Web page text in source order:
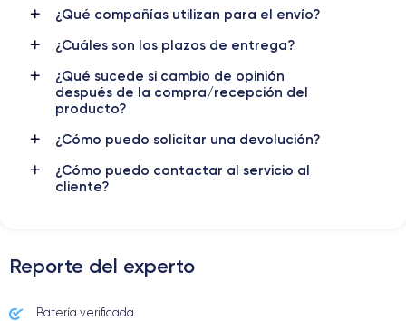
¿Qué compañías utilizan para el envío?
¿Cuáles son los plazos de entrega?
¿Qué sucede si cambio de opinión
después de la compra/recepción del
producto?
¿Cómo puedo solicitar una devolución?
¿Cómo puedo contactar al servicio al
cliente?
Reporte del experto
Batería verificada